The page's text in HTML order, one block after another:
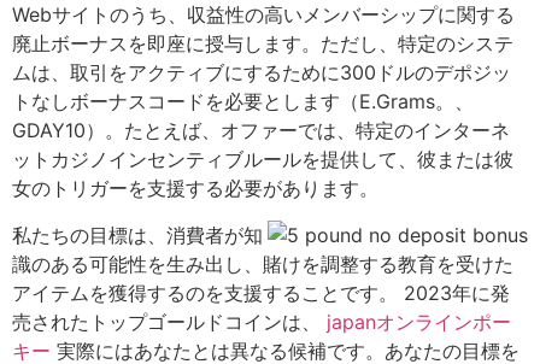
Webサイトのうち、収益性の高いメンバーシップに関する
廃止ボーナスを即座に授与します。ただし、特定のシステ
ムは、取引をアクティブにするために300ドルのデポジッ
トなしボーナスコードを必要とします（E.Grams。、
GDAY10）。たとえば、オファーでは、特定のインターネ
ットカジノインセンティブルールを提供して、彼または彼
女のトリガーを支援する必要があります。
私たちの目標は、消費者が知
識のある可能性を生み出し、賭けを調整する教育を受けた
アイテムを獲得するのを支援することです。 2023年に発
売されたトップゴールドコインは、 japanオンラインポー
キー 実際にはあなたとは異なる候補です。あなたの目標を